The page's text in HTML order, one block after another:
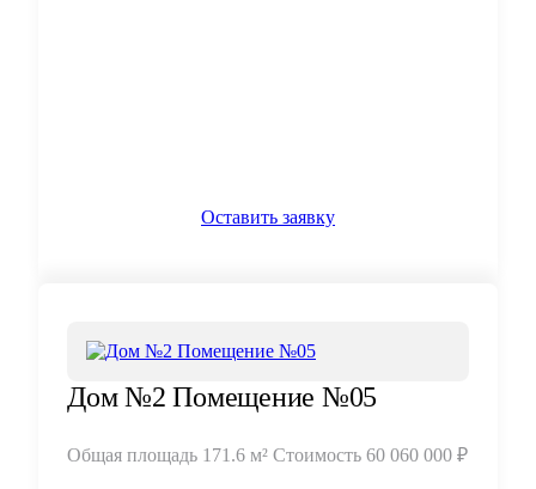
Оставить заявку
Дом №2 Помещение №05
Общая площадь 171.6 м² Стоимость 60 060 000 ₽